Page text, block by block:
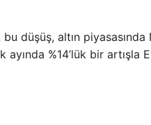
bu düşüş, altın
%14’lük bir artışla